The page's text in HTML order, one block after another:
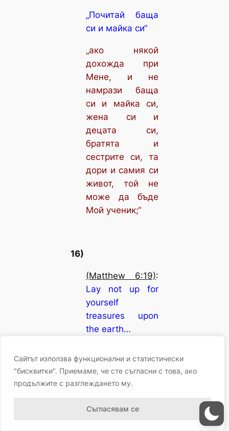
Сайтът използва функционални и статистически
"бисквитки". Приемаме, че сте съгласни с това, ако
продължите с разглеждането му.
Съгласявам се
„Почитай баща
си и майка си“
„ако някой
дохожда при
Мене, и не
намрази баща
си и майка си,
жена си и
децата си,
братята и
сестрите си, та
дори и самия си
живот, той не
може да бъде
Мой ученик;“
16)
(Matthew 6:19):
Lay not up for
yourself
treasures upon
the earth…
In the house of
the righteous is
much treasure…
–